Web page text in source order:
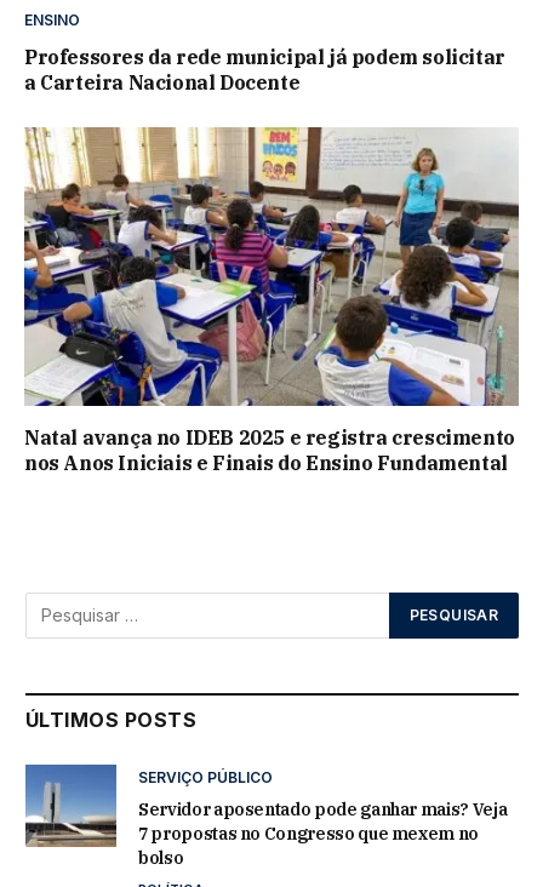
ENSINO
Professores da rede municipal já podem solicitar
a Carteira Nacional Docente
Natal avança no IDEB 2025 e registra crescimento
nos Anos Iniciais e Finais do Ensino Fundamental
ÚLTIMOS POSTS
SERVIÇO PÚBLICO
Servidor aposentado pode ganhar mais? Veja
7 propostas no Congresso que mexem no
bolso